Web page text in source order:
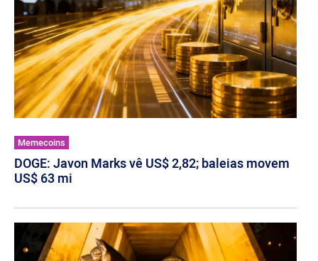
Memecoins
DOGE: Javon Marks vê US$ 2,82; baleias movem
US$ 63 mi